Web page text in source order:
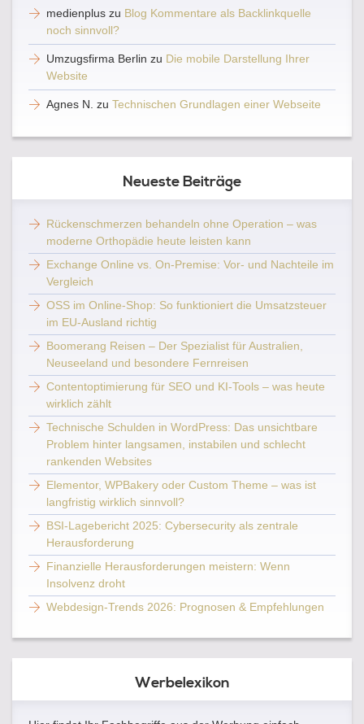
medienplus zu Blog Kommentare als Backlinkquelle
noch sinnvoll?
Umzugsfirma Berlin zu Die mobile Darstellung Ihrer
Website
Agnes N. zu Technischen Grundlagen einer Webseite
Neueste Beiträge
Rückenschmerzen behandeln ohne Operation – was
moderne Orthopädie heute leisten kann
Exchange Online vs. On-Premise: Vor- und Nachteile im
Vergleich
OSS im Online-Shop: So funktioniert die Umsatzsteuer
im EU-Ausland richtig
Boomerang Reisen – Der Spezialist für Australien,
Neuseeland und besondere Fernreisen
Contentoptimierung für SEO und KI-Tools – was heute
wirklich zählt
Technische Schulden in WordPress: Das unsichtbare
Problem hinter langsamen, instabilen und schlecht
rankenden Websites
Elementor, WPBakery oder Custom Theme – was ist
langfristig wirklich sinnvoll?
BSI-Lagebericht 2025: Cybersecurity als zentrale
Herausforderung
Finanzielle Herausforderungen meistern: Wenn
Insolvenz droht
Webdesign-Trends 2026: Prognosen & Empfehlungen
Werbelexikon